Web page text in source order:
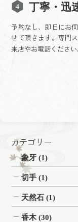
丁寧・迅
予約なし、即日にお
せて頂きます。専門
来店やお電話ください
カテゴリー
象牙(1)
切手(1)
天然石(1)
香木(30)